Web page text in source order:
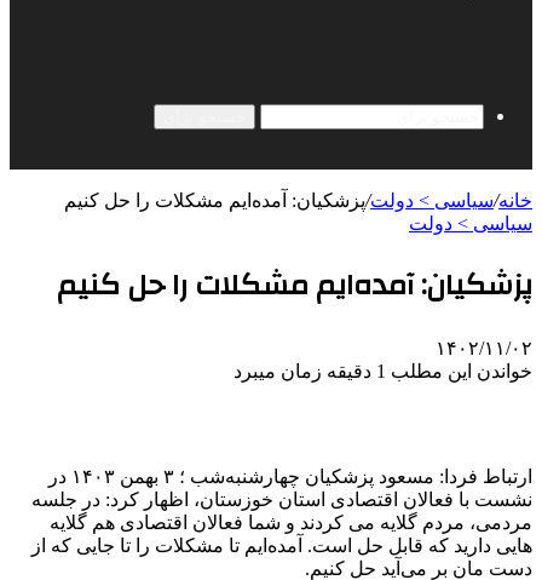
خانه/سیاسی > دولت/پزشکیان: آمده‌ایم مشکلات را حل کنیم
سیاسی > دولت
پزشکیان: آمده‌ایم مشکلات را حل کنیم
۱۴۰۲/۱۱/۰۲
خواندن این مطلب 1 دقیقه زمان میبرد
ارتباط فردا: مسعود پزشکیان چهارشنبه‌شب ؛ ۳ بهمن ۱۴۰۳ در
نشست با فعالان اقتصادی استان خوزستان، اظهار کرد: در جلسه
مردمی، مردم گلایه می کردند و شما فعالان اقتصادی هم گلایه
هایی دارید که قابل حل است. آمده‌ایم تا مشکلات را تا جایی که از
دست مان بر می‌آید حل کنیم.